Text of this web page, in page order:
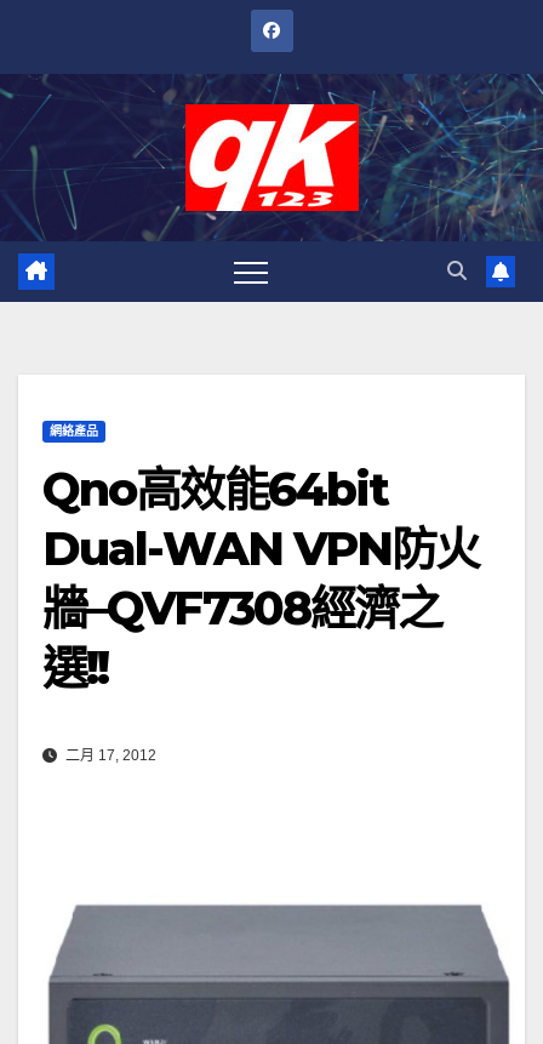
內
網絡產品
Qno高效能64bit
Dual-WAN VPN防火
牆–QVF7308經濟之
選!!
二月 17, 2012